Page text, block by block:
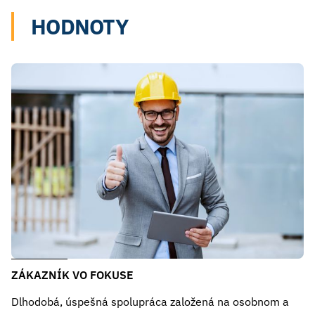
HODNOTY
ZÁKAZNÍK VO FOKUSE
Dlhodobá, úspešná spolupráca založená na osobnom a